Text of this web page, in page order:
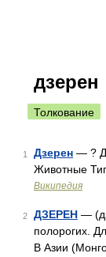
дзерен
Толкование
1 Дзерен — ?
Животные
Википедия
2 ДЗЕРЕН —
полорогих.
В Азии